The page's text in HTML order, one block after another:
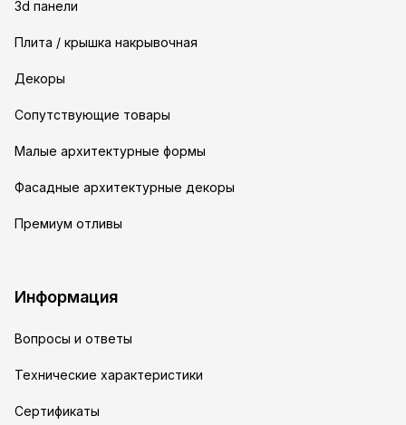
Информация
Вопросы и ответы
Технические характеристики
Сертификаты
3d панели
Плита / крышка накрывочная
Декоры
Сопутствующие товары
Малые архитектурные формы
Фасадные архитектурные декоры
Премиум отливы